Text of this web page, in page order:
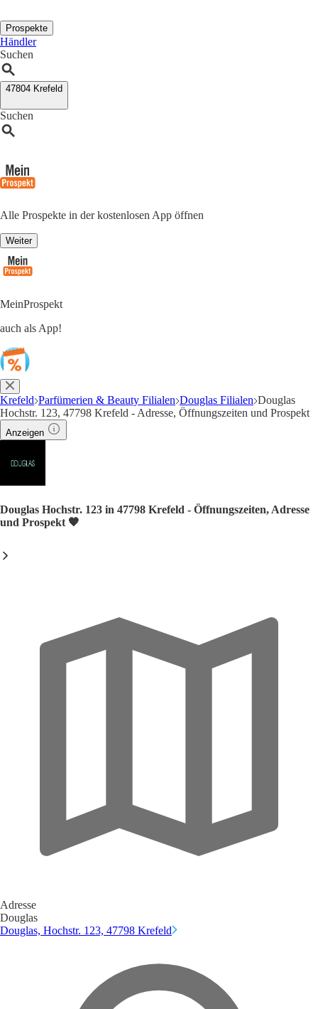
Prospekte
Händler
Suchen
47804 Krefeld
Suchen
Alle Prospekte in der kostenlosen App öffnen
Weiter
MeinProspekt
auch als App!
Krefeld Parfümerien & Beauty Filialen Douglas Filialen Douglas
Hochstr. 123, 47798 Krefeld - Adresse, Öffnungszeiten und Prospekt
Anzeigen
Douglas Hochstr. 123 in 47798 Krefeld - Öffnungszeiten, Adresse
und Prospekt 🧡
Adresse
Douglas
Douglas, Hochstr. 123, 47798 Krefeld